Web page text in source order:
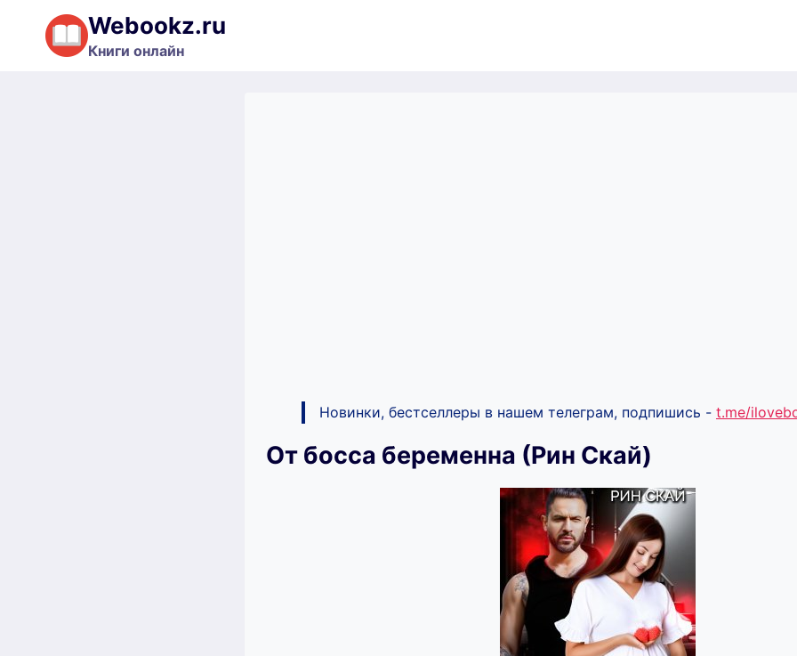
Перейти
содержимому
Webookz.ru
Книги онлайн
Новинки, бестселлеры в нашем телеграм, подпишись - t.me/
От босса беременна (Рин Скай)